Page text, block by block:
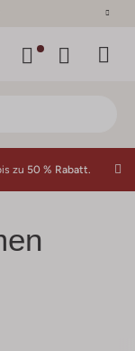
zu 50 % Rabatt.